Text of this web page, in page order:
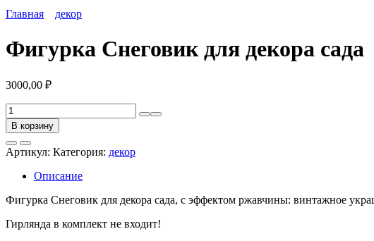
Главная декор
Фигурка Снеговик для декора сада
3000,00 ₽
Количество
товара
Фигурка
Снеговик
для
декора
В корзину
Артикул: Категория: декор
Описание
Фигурка Снеговик для декора сада, с эффектом ржавчины: винтажное
Гирлянда в комплект не входит!